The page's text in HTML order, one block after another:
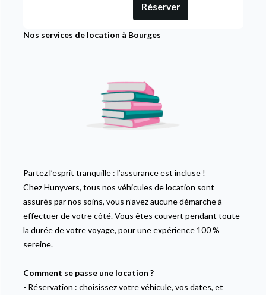
Réserver
Nos services de location à Bourges
Partez l’esprit tranquille : l’assurance est incluse !
Chez Hunyvers, tous nos véhicules de location sont
assurés par nos soins, vous n’avez aucune démarche à
effectuer de votre côté. Vous êtes couvert pendant toute
la durée de votre voyage, pour une expérience 100 %
sereine.
Comment se passe une location ?
- Réservation : choisissez votre véhicule, vos dates, et